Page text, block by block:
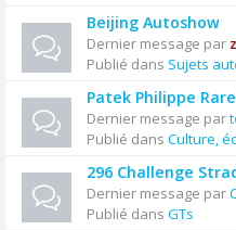
Beijing Autoshow
Dernier message par
Publié dans Sujets
Patek Philippe
Dernier message par
Publié dans Culture,
296 Challenge
Dernier message par
Publié dans GTs